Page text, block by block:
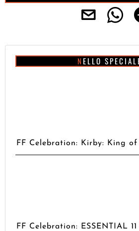
NELLO
FF Celebration: Kirby: King of
FF Celebration: ESSENTIAL